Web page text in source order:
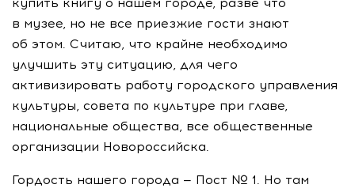
в музее, но не все приезжие гости знают
об этом. Считаю, что крайне необходимо
улучшить эту ситуацию, для чего
активизировать работу городского управления
культуры, совета по культуре при главе,
национальные общества, все общественные
организации Новороссийска.
Гордость нашего города — Пост № 1. Но там